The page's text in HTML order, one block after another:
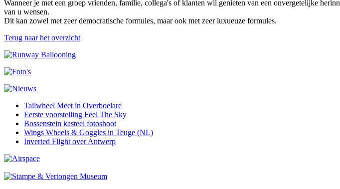
Wanneer je met een groep vrienden, familie, collega's of klanten wil genieten van een onvergetelijke
van u wensen.
Dit kan zowel met zeer democratische formules, maar ook met zeer luxueuze formules.
Terug naar het overzicht
Tailwheel Meet in Overboelare
Eerste voorstelling Feel The Sky
Bossenstein kasteel fotoshoot
Wings Wheels & Goggles in Teuge (NL)
Inverted Flight over Antwerp